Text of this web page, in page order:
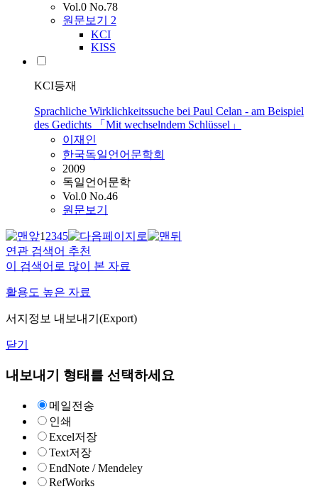
Vol.0 No.78
원문보기 2
KCI
KISS
KCI등재
Sprachliche Wirklichkeitssuche bei Paul Celan - am Beispiel
des Gedichts 「Mit wechselndem Schlüssel」
이재인
한국독일언어문학회
2009
독일언어문학
Vol.0 No.46
원문보기
12345
연관 검색어 추천
이 검색어로 많이 본 자료
활용도 높은 자료
서지정보 내보내기(Export)
닫기
내보내기 형태를 선택하세요
메일전송
인쇄
Excel저장
Text저장
EndNote / Mendeley
RefWorks